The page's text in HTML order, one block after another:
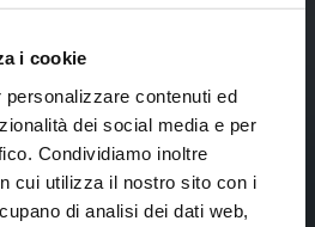
i cookie
contenuti ed
dei social media e per
Condividiamo inoltre
cui utilizza il nostro sito con i
di analisi dei dati web,